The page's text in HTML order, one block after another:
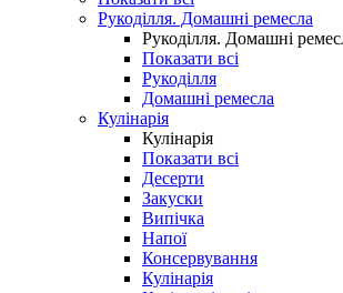
Рукоділля. Домашні ремесла
Рукоділля. Домашні
Показати всі
Рукоділля
Домашні ремесла
Кулінарія
Кулінарія
Показати всі
Десерти
Закуски
Випічка
Напої
Консервування
Кулінарія